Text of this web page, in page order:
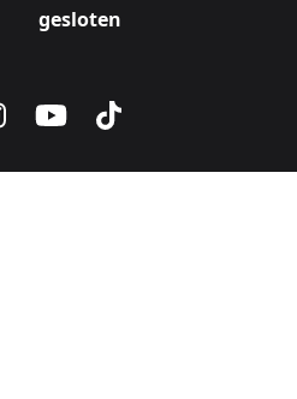
gesloten
YouTube
TikTok